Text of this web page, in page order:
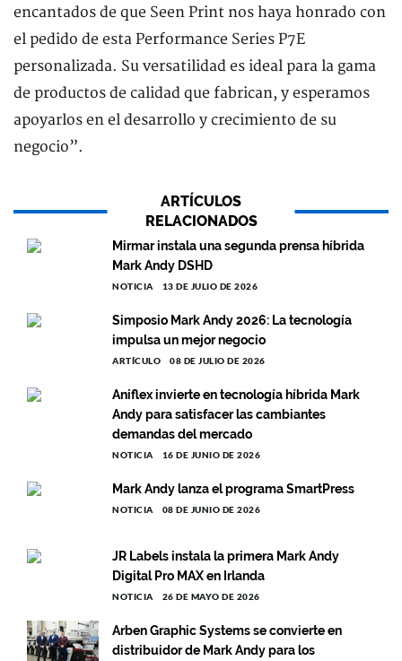
encantados de que Seen Print nos haya honrado con
el pedido de esta Performance Series P7E
personalizada. Su versatilidad es ideal para la gama
de productos de calidad que fabrican, y esperamos
apoyarlos en el desarrollo y crecimiento de su
negocio”.
ARTÍCULOS
RELACIONADOS
Mirmar instala una segunda prensa híbrida
Mark Andy DSHD
NOTICIA 13 DE JULIO DE 2026
Simposio Mark Andy 2026: La tecnología
impulsa un mejor negocio
ARTÍCULO 08 DE JULIO DE 2026
Aniflex invierte en tecnología híbrida Mark
Andy para satisfacer las cambiantes
demandas del mercado
NOTICIA 16 DE JUNIO DE 2026
Mark Andy lanza el programa SmartPress
NOTICIA 08 DE JUNIO DE 2026
JR Labels instala la primera Mark Andy
Digital Pro MAX en Irlanda
NOTICIA 26 DE MAYO DE 2026
Arben Graphic Systems se convierte en
distribuidor de Mark Andy para los